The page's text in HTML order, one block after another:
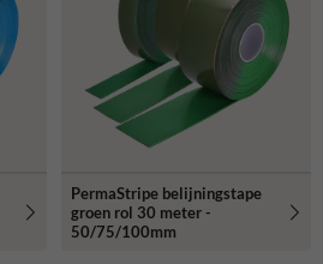
PermaStripe belijningstape
groen rol 30 meter -
50/75/100mm